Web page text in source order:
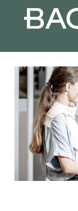
Bad + Sanitär
Baustoffe